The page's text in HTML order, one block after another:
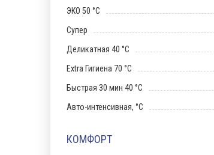
ЭКО 50 °С
Супер
Деликатная 40 °С
Extra Гигиена 70 °С
Быстрая 30 мин 40 °С
Авто-интенсивная, °С
КОМФОРТ